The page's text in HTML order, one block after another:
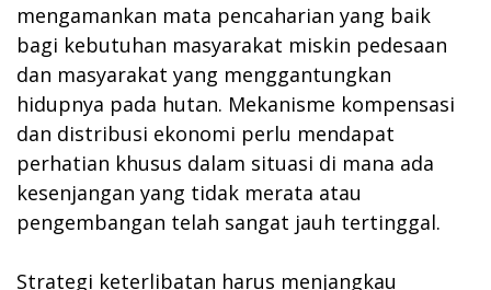
mengamankan mata pencaharian yang baik
bagi kebutuhan masyarakat miskin pedesaan
dan masyarakat yang menggantungkan
hidupnya pada hutan. Mekanisme kompensasi
dan distribusi ekonomi perlu mendapat
perhatian khusus dalam situasi di mana ada
kesenjangan yang tidak merata atau
pengembangan telah sangat jauh tertinggal.
Strategi keterlibatan harus menjangkau